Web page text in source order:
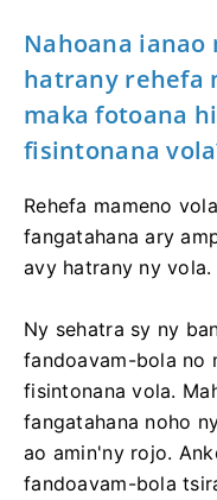
Nahoana ianao
hatrany rehefa
maka fotoana
fisintonana
Rehefa mameno
fangatahana ary
avy hatrany ny vola.
Ny sehatra sy ny
fandoavam-bola no
fisintonana vola.
fangatahana noho
ao amin'ny rojo.
fandoavam-bola